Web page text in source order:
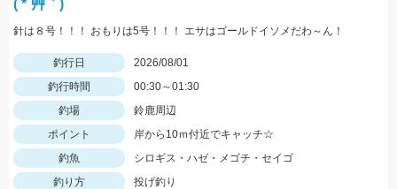
( *´艸｀)
針は８号！！！ おもりは5号！！！ エサはゴールドイソメだわ～ん！
釣行日
2026/08/01
釣行時間
00:30～01:30
釣場
鈴鹿周辺
ポイント
岸から10ｍ付近でキャッチ☆
釣魚
シロギス・ハゼ・メゴチ・セイゴ
釣り方
投げ釣り